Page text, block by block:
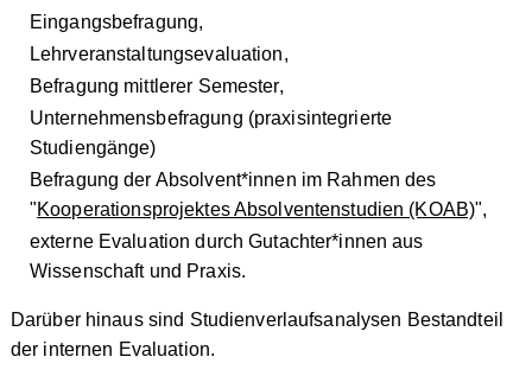
Eingangsbefragung,
Lehrveranstaltungsevaluation,
Befragung mittlerer Semester,
Unternehmensbefragung (praxisintegrierte
Studiengänge)
Befragung der Absolvent*innen im Rahmen des
"Kooperationsprojektes Absolventenstudien (KOAB)",
externe Evaluation durch Gutachter*innen aus
Wissenschaft und Praxis.
Darüber hinaus sind Studienverlaufsanalysen Bestandteil
der internen Evaluation.